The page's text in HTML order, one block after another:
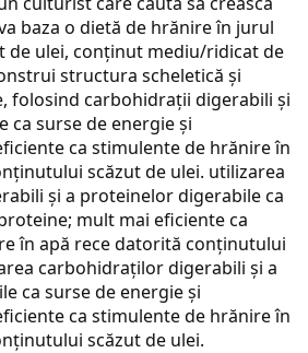
baza o dietă de hrănire în jurul
de ulei, conținut mediu/ridicat de
structura scheletică și
folosind carbohidrații digerabili și
ca surse de energie și
ca stimulente de hrănire în
scăzut de ulei. utilizarea
și a proteinelor digerabile ca
mult mai eficiente ca
în apă rece datorită conținutului
carbohidraților digerabili și a
ca surse de energie și
ca stimulente de hrănire în
scăzut de ulei.